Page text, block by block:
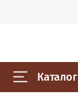
Каталог